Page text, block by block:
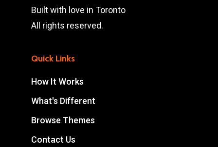
Built with love in Toronto
All rights reserved.
Quick Links
How It Works
What's Different
Browse Themes
Contact Us